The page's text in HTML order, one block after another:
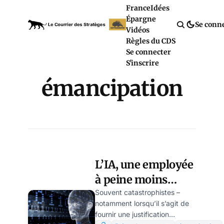
FranceIdées
Épargne
Vidéos
Règles du CDS
Se connecter
S'inscrire
Se
émancipation
L’IA, une employée
à peine moins
inutile que les
autres ? par
Souvent catastrophistes –
notamment lorsqu’il s’agit de
fournir une justification